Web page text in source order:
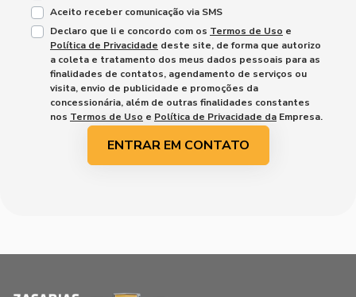
Aceito receber comunicação via SMS
Declaro que li e concordo com os Termos de Uso e
Política de Privacidade deste site, de forma que autorizo
a coleta e tratamento dos meus dados pessoais para as
finalidades de contatos, agendamento de serviços ou
visita, envio de publicidade e promoções da
concessionária, além de outras finalidades constantes
nos Termos de Uso e Política de Privacidade da Empresa.
ENTRAR EM CONTATO